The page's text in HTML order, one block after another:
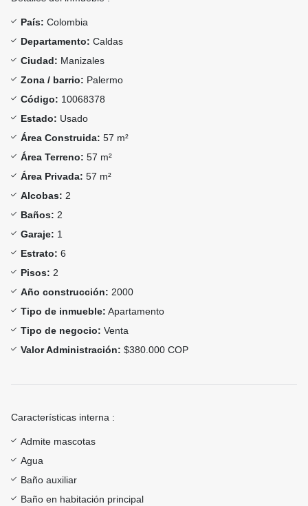
País: Colombia
Departamento: Caldas
Ciudad: Manizales
Zona / barrio: Palermo
Código: 10068378
Estado: Usado
Área Construida: 57 m²
Área Terreno: 57 m²
Área Privada: 57 m²
Alcobas: 2
Baños: 2
Garaje: 1
Estrato: 6
Pisos: 2
Año construcción: 2000
Tipo de inmueble: Apartamento
Tipo de negocio: Venta
Valor Administración: $380.000 COP
Características interna :
Admite mascotas
Agua
Baño auxiliar
Baño en habitación principal